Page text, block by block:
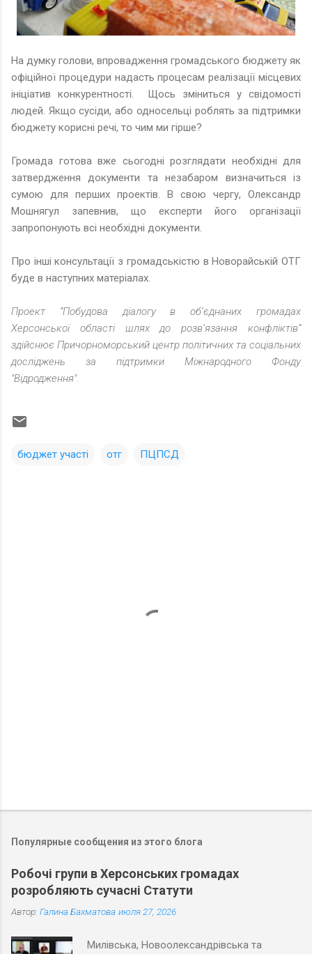
На думку голови, впровадження громадського бюджету як
офіційної процедури надасть процесам реалізації місцевих
ініціатив конкурентності
Щось зміниться у свідомості
людей. Якщо сусіди, або односельці роблять за підтримки
бюджету корисні речі, то чим ми гірше?
Громада готова вже сьогодні розглядати необхідні для
затвердження документи та незабаром визначиться із
сумою для перших проектів. В свою чергу, Олександр
Мошнягул запевнив, що експерти його організації
запропонують всі необхідні документи.
Про інші консультації з громадськістю в Новорайській ОТГ
буде в наступних матеріалах.
Проект “Побудова діалогу в об’єднаних громадах
Херсонської області шлях до розв’язання конфліктів”
здійснює Причорноморський центр політичних та соціальних
досліджень за підтримки Міжнародного Фонду
"Відродження".
бюджет участі отг ПЦПСД
Популярные сообщения из этого блога
Робочі групи в Херсонських громадах
розробляють сучасні Статути
Автор: Галина Бахматова июля 27, 2026
Милівська, Новоолександрівська та